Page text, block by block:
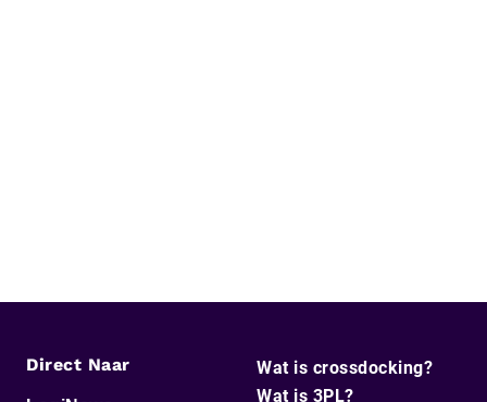
Direct Naar
Wat is crossdocking?
Wat is 3PL?